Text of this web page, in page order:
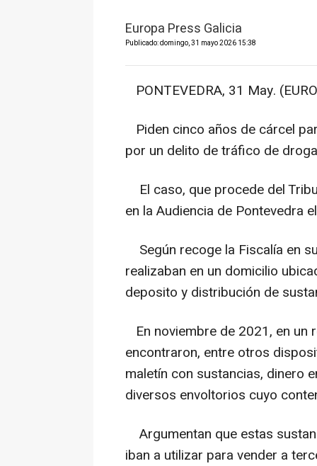
Europa Press Galicia
Publicado: domingo, 31 mayo 2026 15:38
PONTEVEDRA, 31 May.
Piden cinco años de cárcel
por un delito de tráfico de
El caso, que procede del
en la Audiencia de Pontevedra
Según recoge la Fiscalía en
realizaban en un domicilio
deposito y distribución de
En noviembre de 2021, en un
encontraron, entre otros
maletín con sustancias, dinero
diversos envoltorios cuyo
Argumentan que estas
iban a utilizar para vender a